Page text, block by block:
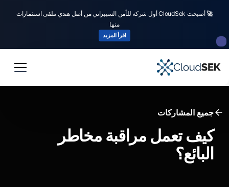
🚀
أصبحت CloudSek أول شركة للأمن السيبراني من أصل هندي تتلقى استثمارات
منها
اقرأ المزيد
جميع المشاركات
كيف تعمل مراقبة مخاطر
البائع؟